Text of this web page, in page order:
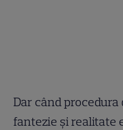
Dar când
fantezie şi realitate